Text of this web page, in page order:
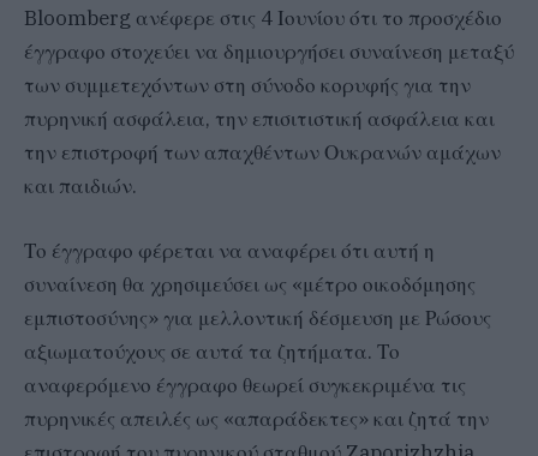
Bloomberg ανέφερε στις 4 Ιουνίου ότι το προσχέδιο
έγγραφο στοχεύει να δημιουργήσει συναίνεση μεταξύ
των συμμετεχόντων στη σύνοδο κορυφής για την
πυρηνική ασφάλεια, την επισιτιστική ασφάλεια και
την επιστροφή των απαχθέντων Ουκρανών αμάχων
και παιδιών.
Το έγγραφο φέρεται να αναφέρει ότι αυτή η
συναίνεση θα χρησιμεύσει ως «μέτρο οικοδόμησης
εμπιστοσύνης» για μελλοντική δέσμευση με Ρώσους
αξιωματούχους σε αυτά τα ζητήματα. Το
αναφερόμενο έγγραφο θεωρεί συγκεκριμένα τις
πυρηνικές απειλές ως «απαράδεκτες» και ζητά την